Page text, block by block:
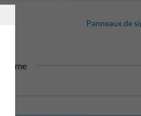
Panneaux de